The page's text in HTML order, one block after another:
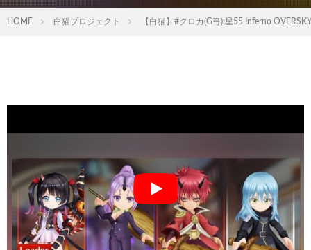
HOME 白猫プロジェクト 【白猫】#クロカ(G弓):星55 Inferno